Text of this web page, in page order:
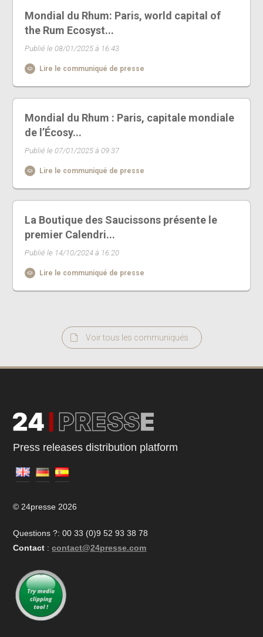
Mondial du Rhum: Paris, world capital of
the Rum Ecosyst...
Publié le 08/01/2025 à 16:43
Lire le communiqué de presse
Mondial du Rhum : Paris, capitale mondiale
de l’Écosy...
Publié le 07/01/2025 à 09:37
Lire le communiqué de presse
La Boutique des Saucissons présente le
premier Calendri...
Publié le 14/10/2024 à 16:20
Lire le communiqué de presse
Voir tous les communiqués
Press releases distribution platform
© 24presse 2026
Questions ?: 00 33 (0)9 52 93 38 78
Contact : contact@24presse.com